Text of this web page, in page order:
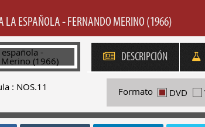
LA ESPAÑOLA - FERNANDO MERINO (1966)
DESCRIPCIÓN
: NOS.11 Formato DVD